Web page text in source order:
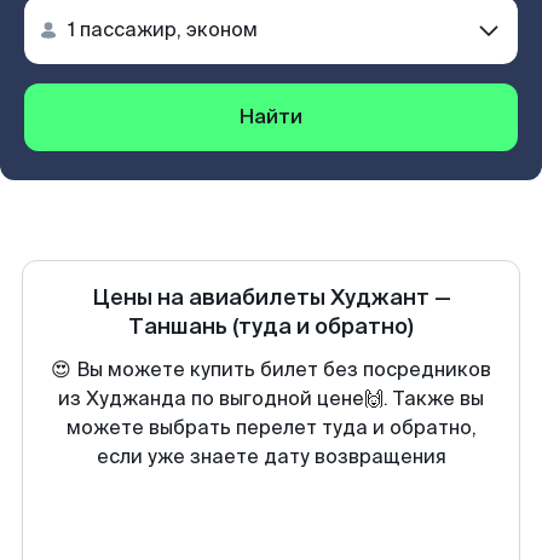
Найти
Цены на авиабилеты Худжант —
Таншань (туда и обратно)
😍 Вы можете купить билет без посредников
из Худжанда по выгодной цене🙌. Также вы
можете выбрать перелет туда и обратно,
если уже знаете дату возвращения